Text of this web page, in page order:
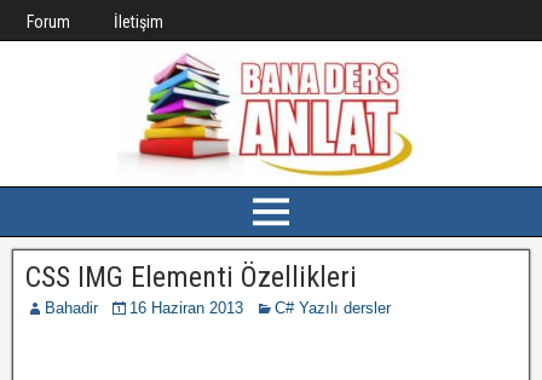
Forum İletişim
CSS IMG Elementi Özellikleri
Bahadir 16 Haziran 2013 C# Yazılı dersler